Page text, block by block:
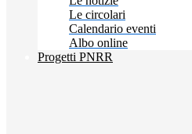
Le circolari
Calendario eventi
Albo online
Progetti PNRR